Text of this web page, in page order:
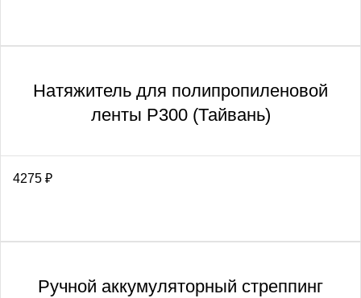
Натяжитель для полипропиленовой
ленты Р300 (Тайвань)
4275 ₽
Ручной аккумуляторный стреппинг